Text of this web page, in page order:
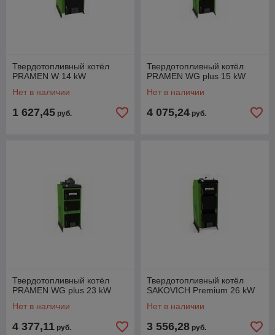
Твердотопливный котёл
PRAMEN W 14 kW
Нет в наличии
1 627,45 руб.
Твердотопливный котёл
PRAMEN WG plus 15 kW
Нет в наличии
4 075,24 руб.
Твердотопливный котёл
PRAMEN WG plus 23 kW
Нет в наличии
4 377,11 руб.
Твердотопливный котёл
SAKOVICH Premium 26 kW
Нет в наличии
3 556,28 руб.